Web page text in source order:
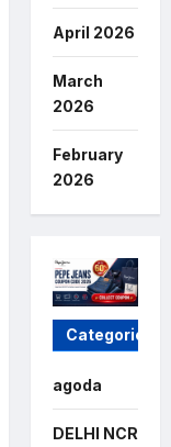
April 2026
March
2026
February
2026
Categories
agoda
DELHI NCR